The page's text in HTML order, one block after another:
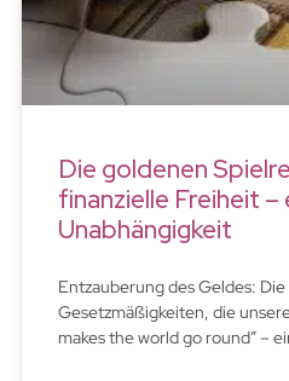
Die goldenen
finanzielle Freiheit
Unabhängigkeit
Entzauberung des Geldes:
Gesetzmäßigkeiten, die
makes the world go round” –